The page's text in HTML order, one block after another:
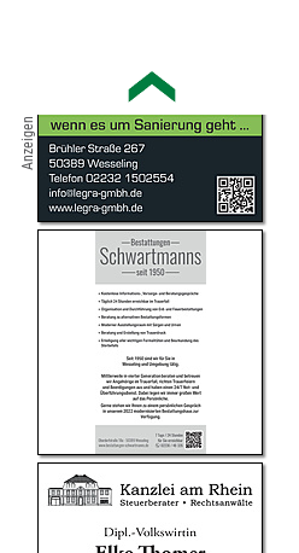
Anzeigen